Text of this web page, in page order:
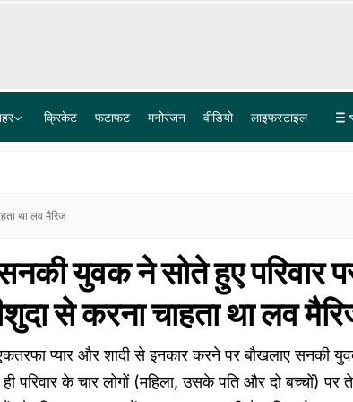
क्रिकेट फटाफट मनोरंजन वीडियो लाइफस्टाइल
था लव मैर‍िज
युवक ने सोते हुए परिवार
से करना चाहता था लव
प्यार और शादी से इनकार करने पर बौखलाए सनकी
परिवार के चार लोगों (महिला, उसके पति और दो बच्चों) पर